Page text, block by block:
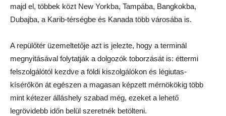
majd el, többek közt New Yorkba, Tampába, Bangkokba,
Dubajba, a Karib-térségbe és Kanada több városába is.
A repülőtér üzemeltetője azt is jelezte, hogy a terminál
megnyitásával folytatják a dolgozók toborzását is: éttermi
felszolgálótól kezdve a földi kiszolgálókon és légiutas-
kísérőkön át egészen a magasan képzett mérnökökig több
mint kétezer álláshely szabad még, ezeket a lehető
legrövidebb időn belül szeretnék betölteni.